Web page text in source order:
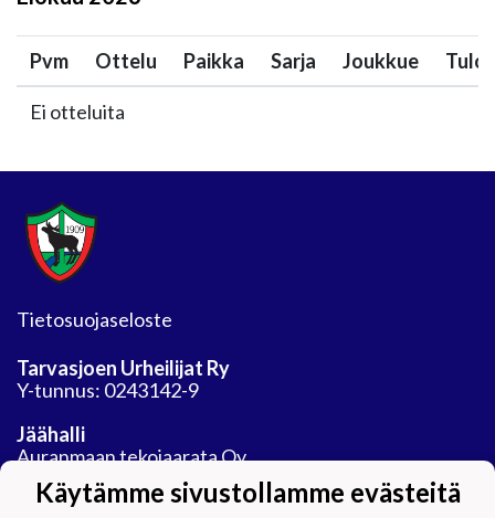
Pvm Ottelu Paikka Sarja Joukkue Tulos
Ei otteluita
Tietosuojaseloste
Tarvasjoen Urheilijat Ry
Y-tunnus: 0243142-9
Jäähalli
Auranmaan tekojaarata Oy
Areenatie 30
21450 Tarvasjoki
Käytämme sivustollamme evästeitä